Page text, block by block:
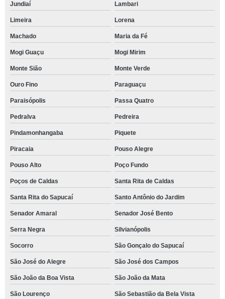
Jundiaí Lambari
Limeira Lorena
Machado Maria da Fé
Mogi Guaçu Mogi Mirim
Monte Sião Monte Verde
Ouro Fino Paraguaçu
Paraisópolis Passa Quatro
Pedralva Pedreira
Pindamonhangaba Piquete
Piracaia Pouso Alegre
Pouso Alto Poço Fundo
Poços de Caldas Santa Rita de Caldas
Santa Rita do Sapucaí Santo Antônio do Jardim
Senador Amaral Senador José Bento
Serra Negra Silvianópolis
Socorro São Gonçalo do Sapucaí
São José do Alegre São José dos Campos
São João da Boa Vista São João da Mata
São Lourenço São Sebastião da Bela Vista